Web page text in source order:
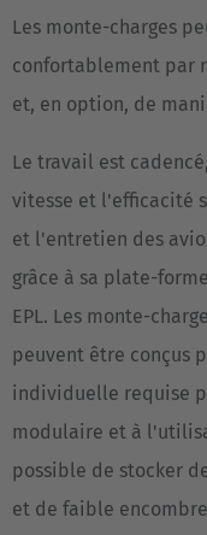
Les monte-charges
confortablement par
et, en option, de
Le travail est
vitesse et l'efficacité
et l'entretien des
grâce à sa plate-
EPL. Les monte-
peuvent être conçus
individuelle requise
modulaire et à
possible de stocker
et de faible